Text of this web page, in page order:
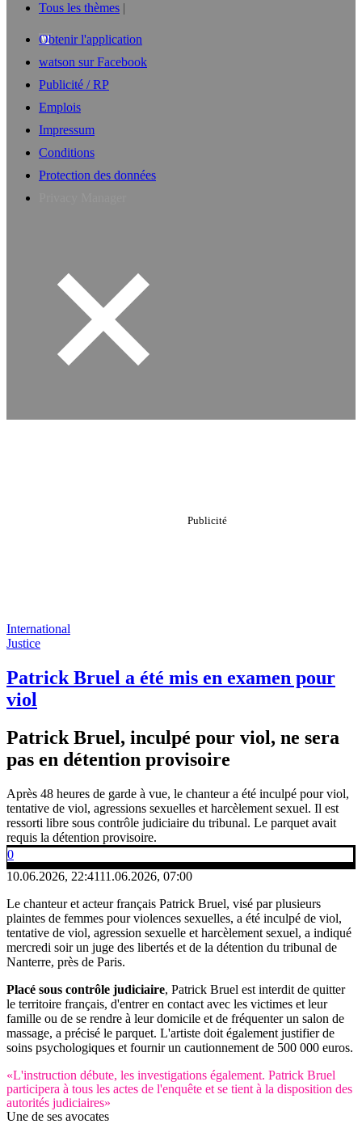
Tous les thèmes
Obtenir l'application
watson sur Facebook
Publicité / RP
Emplois
Impressum
Conditions
Protection des données
International
Justice
Patrick Bruel a été mis en examen pour
viol
Patrick Bruel, inculpé pour viol, ne sera
pas en détention provisoire
Après 48 heures de garde à vue, le chanteur a été inculpé pour viol,
tentative de viol, agressions sexuelles et harcèlement sexuel. Il est
ressorti libre sous contrôle judiciaire du tribunal. Le parquet avait
requis la détention provisoire.
0
10.06.2026, 22:4111.06.2026, 07:00
Le chanteur et acteur français Patrick Bruel, visé par plusieurs
plaintes de femmes pour violences sexuelles, a été inculpé de viol,
tentative de viol, agression sexuelle et harcèlement sexuel, a indiqué
mercredi soir un juge des libertés et de la détention du tribunal de
Nanterre, près de Paris.
Placé sous contrôle judiciaire, Patrick Bruel est interdit de quitter
le territoire français, d'entrer en contact avec les victimes et leur
famille ou de se rendre à leur domicile et de fréquenter un salon de
massage, a précisé le parquet. L'artiste doit également justifier de
soins psychologiques et fournir un cautionnement de 500 000 euros.
«L'instruction débute, les investigations également. Patrick Bruel
participera à tous les actes de l'enquête et se tient à la disposition des
autorités judiciaires»
Une de ses avocates